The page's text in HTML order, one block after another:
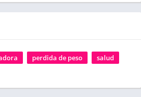
perdida de peso
salud